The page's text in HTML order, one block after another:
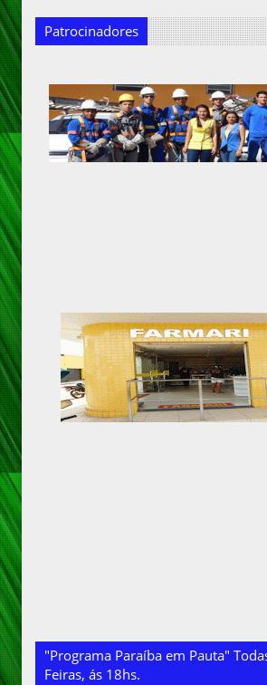
Patrocinadores
"Programa Paraíba em Pauta"
Feiras, ás 18hs.